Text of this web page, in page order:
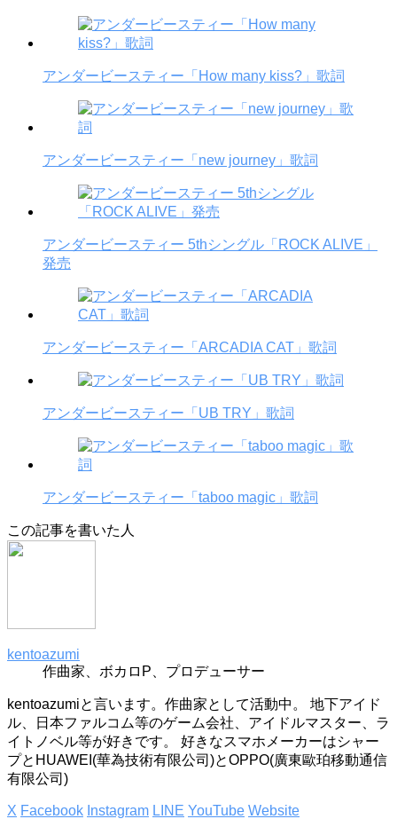
アンダービースティー「How many kiss?」歌詞
アンダービースティー「new journey」歌詞
アンダービースティー 5thシングル「ROCK ALIVE」
発売
アンダービースティー「ARCADIA CAT」歌詞
アンダービースティー「UB TRY」歌詞
アンダービースティー「taboo magic」歌詞
この記事を書いた人
kentoazumi
作曲家、ボカロP、プロデューサー
kentoazumiと言います。作曲家として活動中。 地下アイド
ル、日本ファルコム等のゲーム会社、アイドルマスター、ラ
イトノベル等が好きです。 好きなスマホメーカーはシャー
プとHUAWEI(華為技術有限公司)とOPPO(廣東歐珀移動通信
有限公司)
X Facebook Instagram LINE YouTube Website